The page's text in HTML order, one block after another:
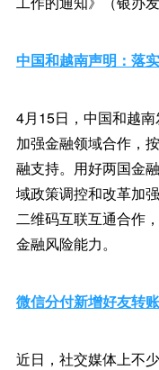
中国和越南声明：落
4月15日，中国和越
加强金融领域合作，
融支持。用好两国金
域政策调控和改革加
二维码互联互通合作
金融风险能力。
微信分付新增好友转
近日，社交媒体上不